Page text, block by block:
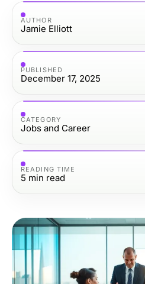
AUTHOR
Jamie Elliott
PUBLISHED
December 17, 2025
CATEGORY
Jobs and Career
READING TIME
5 min read